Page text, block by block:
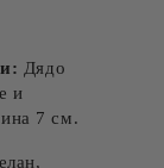
Дядо
и
7 см.